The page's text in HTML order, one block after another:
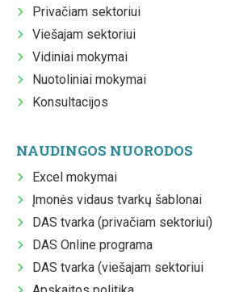
Privačiam sektoriui
Viešajam sektoriui
Vidiniai mokymai
Nuotoliniai mokymai
Konsultacijos
NAUDINGOS NUORODOS
Excel mokymai
Įmonės vidaus tvarkų šablonai
DAS tvarka (privačiam sektoriui)
DAS Online programa
DAS tvarka (viešajam sektoriui